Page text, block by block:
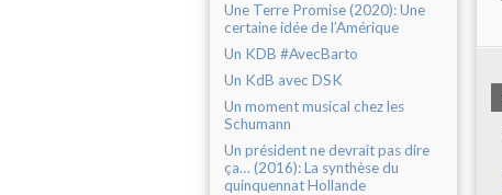
Une Terre Promise (2020): Une
certaine idée de l’Amérique
Un KDB #AvecBarto
Un KdB avec DSK
Un moment musical chez les
Schumann
Un président ne devrait pas dire
ça… (2016): La synthèse du
quinquennat Hollande